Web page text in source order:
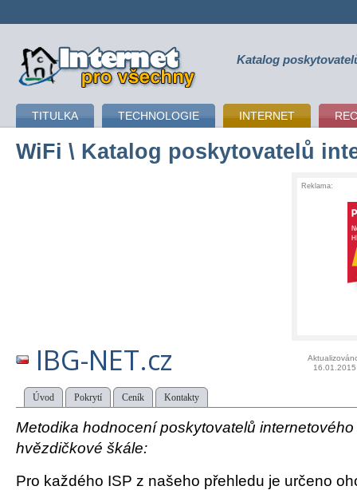
připojení k internetu Katalog
TITULKA TECHNOLOGIE INTERNET
WiFi \ Katalog poskytovatelů
Reklama:
IBG-NET.cz
16.01.2015
Úvod Pokrytí Ceník Kontakty
Metodika hodnocení poskytovatelů
hvězdičkové škále:
Pro každého ISP z našeho přehledu je určeno